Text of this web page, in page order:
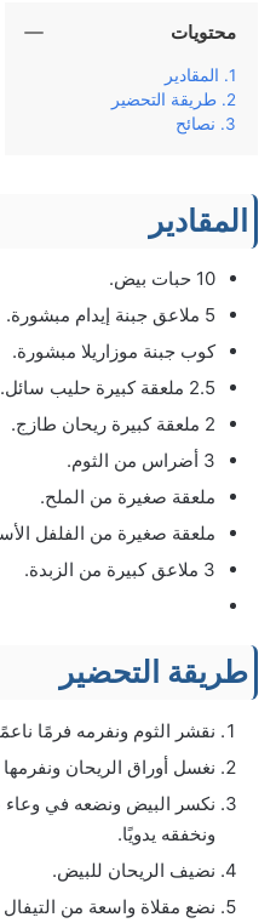
محتويات
المقادير
طريقة التحضير
نصائح
المقادير
10 حبات بيض.
5 ملاعق جبنة إيدام مبشورة.
كوب جبنة موزاريلا مبشورة.
2.5 ملعقة كبيرة حليب سائل.
2 ملعقة كبيرة ريحان طازج.
3 أضراس من الثوم.
ملعقة صغيرة من الملح.
ملعقة صغيرة من الفلفل
3 ملاعق كبيرة من الزبدة.
طريقة التحضير
نقشر الثوم ونفرمه فرمًا
نغسل أوراق الريحان ونفرمها
نكسر البيض ونضعه في
ونخفقه يدويًا.
نضيف الريحان للبيض.
نضع مقلاة واسعة من التيفال